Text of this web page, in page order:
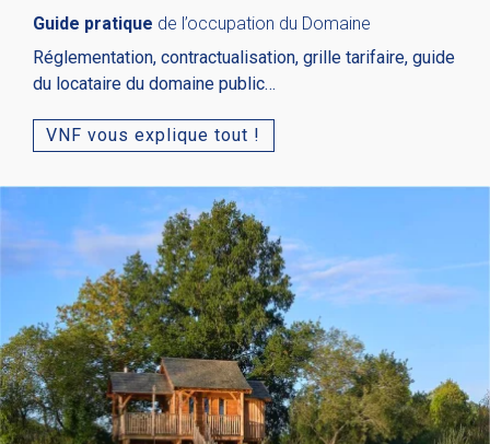
Guide pratique de l’occupation du Domaine
Réglementation, contractualisation, grille tarifaire, guide
du locataire du domaine public…
VNF vous explique tout !